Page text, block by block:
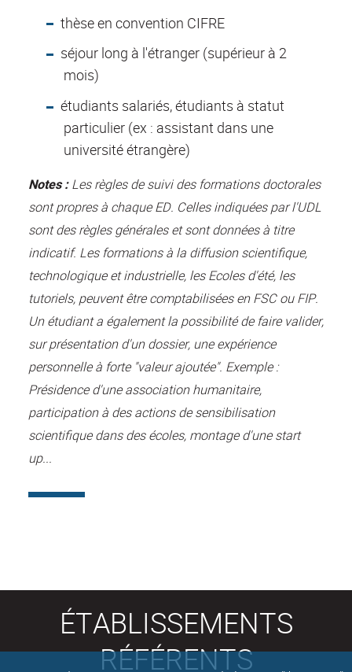
thèse en convention CIFRE
séjour long à l'étranger (supérieur à 2
mois)
étudiants salariés, étudiants à statut
particulier (ex : assistant dans une
université étrangère)
Notes :Les règles de suivi des formations doctorales
sont propres à chaque ED. Celles indiquées par l'UDL
sont des règles générales et sont données à titre
indicatif. Les formations à la diffusion scientifique,
technologique et industrielle, les Ecoles d'été, les
tutoriels, peuvent être comptabilisées en FSC ou FIP.
Un étudiant a également la possibilité de faire valider,
sur présentation d'un dossier, une expérience
personnelle à forte "valeur ajoutée". Exemple :
Présidence d'une association humanitaire,
participation à des actions de sensibilisation
scientifique dans des écoles, montage d'une start
up...
ÉTABLISSEMENTS
RÉFÉRENTS